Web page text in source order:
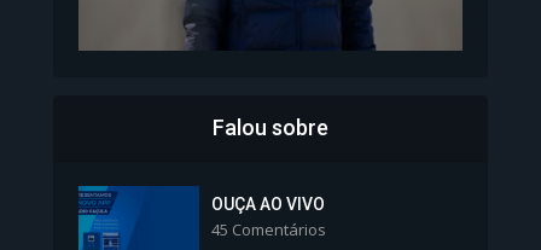
Colégios da Polícia...
Falou sobre
OUÇA AO VIVO
45 Comentários